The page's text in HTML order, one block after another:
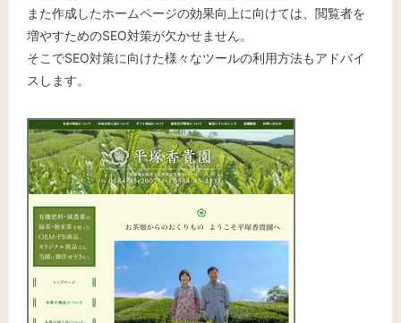
また作成したホームページの効果向上に向けては、閲覧者を
増やすためのSEO対策が欠かせません。
そこでSEO対策に向けた様々なツールの利用方法もアドバイ
スします。